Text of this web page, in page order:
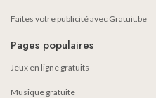
Faites votre publicité avec Gratuit.be
Pages populaires
Jeux en ligne gratuits
Musique gratuite